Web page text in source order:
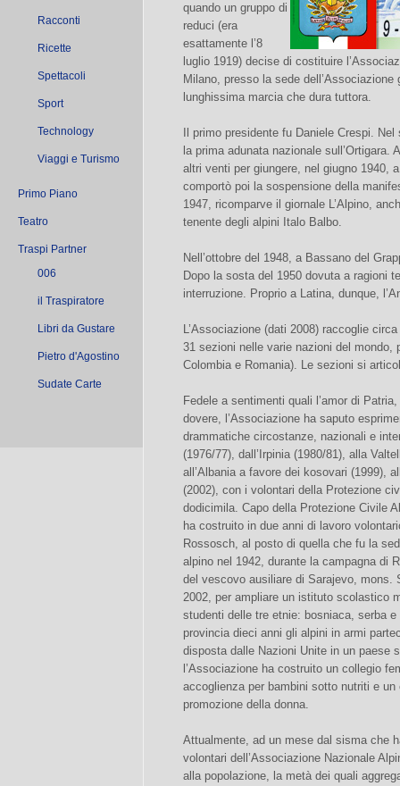
Racconti
Ricette
Spettacoli
Sport
Technology
Viaggi e Turismo
Primo Piano
Teatro
Traspi Partner
006
il Traspiratore
Libri da Gustare
Pietro d'Agostino
Sudate Carte
quando un gruppo di
reduci (era
esattamente l’8
luglio 1919) decise di costituire
Milano, presso la sede dell’Associazione
lunghissima marcia che dura tuttora.
Il primo presidente fu Daniele Crespi.
la prima adunata nazionale sull’Ortigara.
altri venti per giungere, nel giugno 1940,
comportò poi la sospensione della
1947, ricomparve il giornale L’Alpino,
tenente degli alpini Italo Balbo.
Nell’ottobre del 1948, a Bassano del
Dopo la sosta del 1950 dovuta a ragioni
interruzione. Proprio a Latina, dunque,
L’Associazione (dati 2008) raccoglie
31 sezioni nelle varie nazioni del mondo,
Colombia e Romania). Le sezioni si
Fedele a sentimenti quali l’amor di
dovere, l’Associazione ha saputo
drammatiche circostanze, nazionali e
(1976/77), dall’Irpinia (1980/81), alla
all’Albania a favore dei kosovari (1999),
(2002), con i volontari della Protezione
dodicimila. Capo della Protezione Civile
ha costruito in due anni di lavoro
Rossosch, al posto di quella che fu la
alpino nel 1942, durante la campagna di
del vescovo ausiliare di Sarajevo, mons.
2002, per ampliare un istituto scolastico
studenti delle tre etnie: bosniaca, serba
provincia dieci anni gli alpini in armi
disposta dalle Nazioni Unite in un paese
l’Associazione ha costruito un collegio
accoglienza per bambini sotto nutriti e
promozione della donna.
Attualmente, ad un mese dal sisma che
volontari dell’Associazione Nazionale
alla popolazione, la metà dei quali